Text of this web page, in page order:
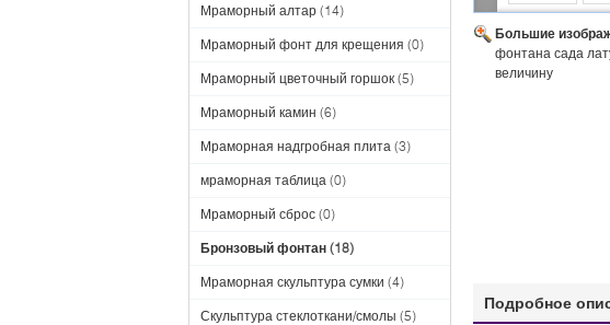
Мраморный алтар (14)
Мраморный фонт для крещения (0)
Мраморный цветочный горшок (5)
Мраморный камин (6)
Мраморная надгробная плита (3)
мраморная таблица (0)
Мраморный сброс (0)
Бронзовый фонтан (18)
Мраморная скульптура сумки (4)
Скульптура стеклоткани/смолы (5)
Большие
фонтана сада
величину
Подробное